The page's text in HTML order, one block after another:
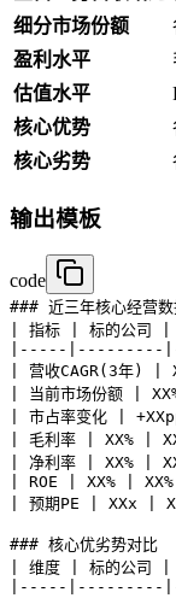
细分市场份额
盈利水平
估值水平
核心优势
核心劣势
输出模板
code
### 近三年核心经营数
| 指标 | 标的公司 |
|-----|---------
| 营收CAGR(3年) |
| 当前市场份额 |
| 市占率变化 |
| 毛利率 | XX% |
| 净利率 | XX% |
| ROE | XX% |
| 预期PE | XXx |
### 核心优劣势对比
| 维度 | 标的公司 |
|-----|---------